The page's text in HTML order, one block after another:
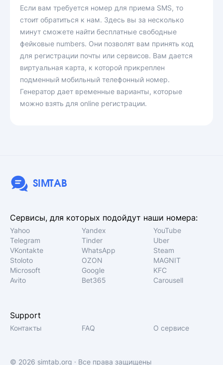
Если вам требуется номер для приема SMS, то
стоит обратиться к нам. Здесь вы за несколько
минут сможете найти бесплатные свободные
фейковые numbers. Они позволят вам принять код
для регистрации почты или сервисов. Вам дается
виртуальная карта, к которой прикреплен
подменный мобильный телефонный номер.
Генератор дает временные варианты, которые
можно взять для online регистрации.
SIMTAB
Сервисы, для которых подойдут наши номера:
Yahoo Yandex
YouTube
Telegram
Tinder
Uber
VKontakte
WhatsApp
Steam
Stoloto
OZON
MAGNIT
Microsoft
Google
KFC
Avito
Bet365 Carousell
Support
Контакты FAQ О сервисе
© 2026 simtab.org · Все права защищены